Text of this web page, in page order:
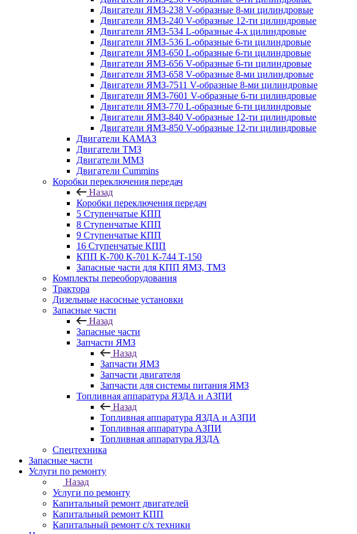
Двигатели ЯМЗ-238 V-образные 8-ми цилиндровые
Двигатели ЯМЗ-240 V-образные 12-ти цилиндровые
Двигатели ЯМЗ-534 L-образные 4-х цилиндровые
Двигатели ЯМЗ-536 L-образные 6-ти цилиндровые
Двигатели ЯМЗ-650 L-образные 6-ти цилиндровые
Двигатели ЯМЗ-656 V-образные 6-ти цилиндровые
Двигатели ЯМЗ-658 V-образные 8-ми цилиндровые
Двигатели ЯМЗ-7511 V-образные 8-ми цилиндровые
Двигатели ЯМЗ-7601 V-образные 6-ти цилиндровые
Двигатели ЯМЗ-770 L-образные 6-ти цилиндровые
Двигатели ЯМЗ-840 V-образные 12-ти цилиндровые
Двигатели ЯМЗ-850 V-образные 12-ти цилиндровые
Двигатели КАМАЗ
Двигатели ТМЗ
Двигатели ММЗ
Двигатели Cummins
Коробки переключения передач
Назад
Коробки переключения передач
5 Ступенчатые КПП
8 Ступенчатые КПП
9 Ступенчатые КПП
16 Ступенчатые КПП
КПП К-700 К-701 К-744 Т-150
Запасные части для КПП ЯМЗ, ТМЗ
Комплекты переоборудования
Трактора
Дизельные насосные установки
Запасные части
Назад
Запасные части
Запчасти ЯМЗ
Назад
Запчасти ЯМЗ
Запчасти двигателя
Запчасти для системы питания ЯМЗ
Топливная аппаратура ЯЗДА и АЗПИ
Назад
Топливная аппаратура ЯЗДА и АЗПИ
Топливная аппаратура АЗПИ
Топливная аппаратура ЯЗДА
Спецтехника
Запасные части
Услуги по ремонту
Назад
Услуги по ремонту
Капитальный ремонт двигателей
Капитальный ремонт КПП
Капитальный ремонт с/х техники